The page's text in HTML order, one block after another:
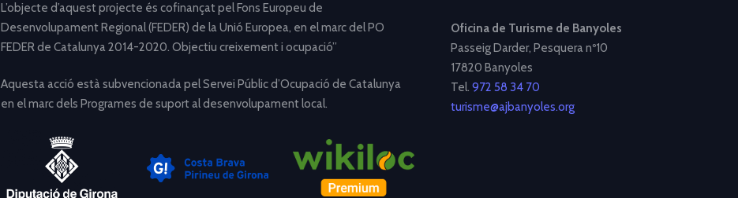
L’objecte d’aquest projecte és cofinançat pel Fons Europeu de
Desenvolupament Regional (FEDER) de la Unió Europea, en el marc del PO
FEDER de Catalunya 2014-2020. Objectiu creixement i ocupació”
Aquesta acció està subvencionada pel Servei Públic d’Ocupació de Catalunya
en el marc dels Programes de suport al desenvolupament local.
Oficina de Turisme de Banyoles
Passeig Darder, Pesquera nº10
17820 Banyoles
Tel. 972 58 34 70
turisme@ajbanyoles.org